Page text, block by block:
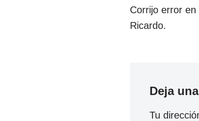
Corrijo error
Ricardo.
Deja
Tu